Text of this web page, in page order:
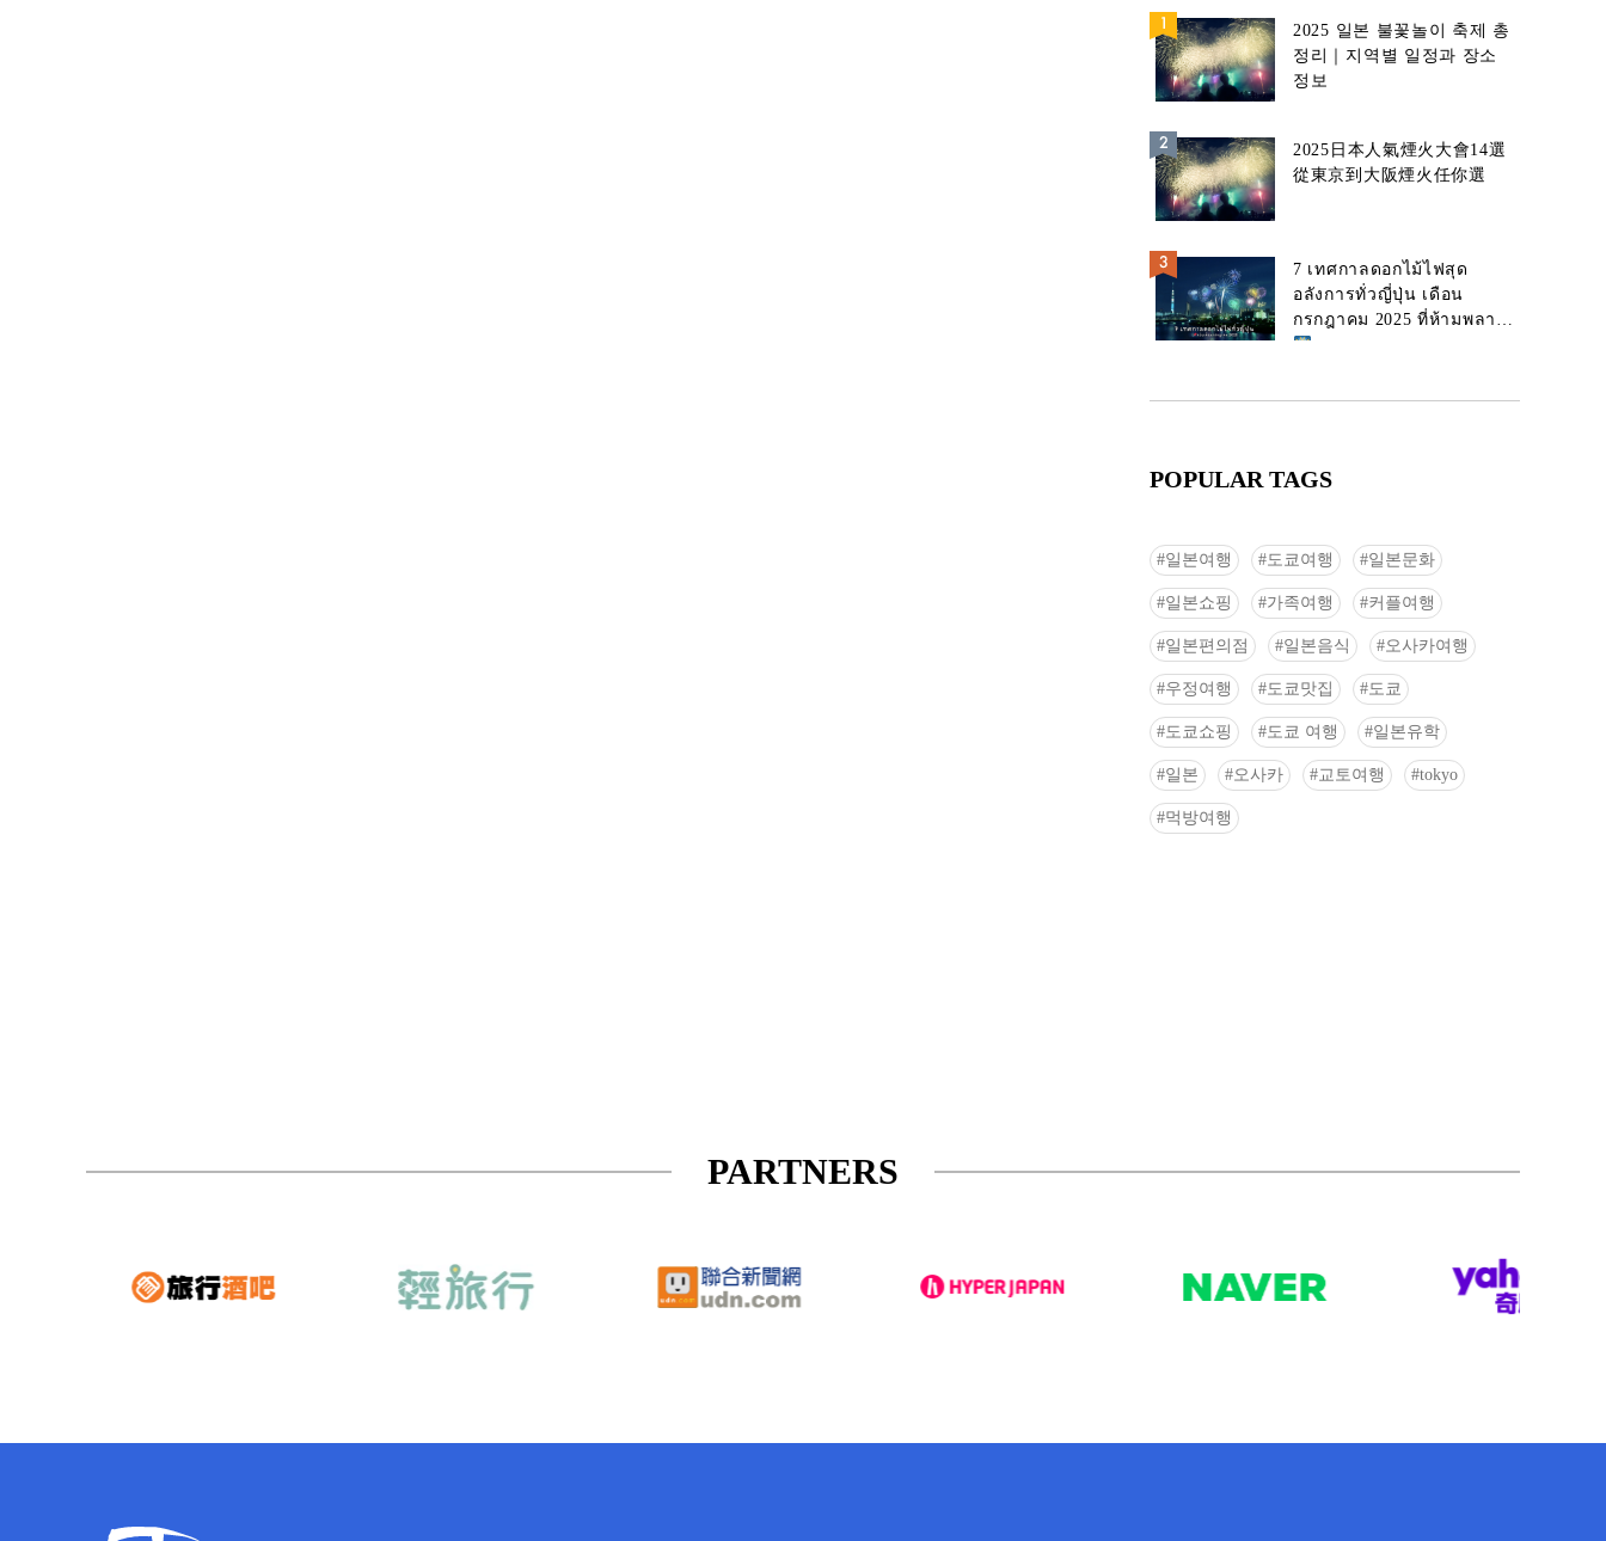
2025 일본 불꽃놀이 축제 총
정리｜지역별 일정과 장소
정보
2025日本人氣煙火大會14選
從東京到大阪煙火任你選
7 เทศกาลดอกไม้ไฟสุด
อลังการทั่วญี่ปุ่น เดือน
กรกฎาคม 2025 ที่ห้ามพลาด!
POPULAR TAGS
일본여행 도쿄여행 일본문화
일본쇼핑 가족여행 커플여행
일본편의점 일본음식 오사카여행
우정여행 도쿄맛집 도쿄
도쿄쇼핑 도쿄 여행 일본유학
일본 오사카 교토여행 tokyo
먹방여행
PARTNERS